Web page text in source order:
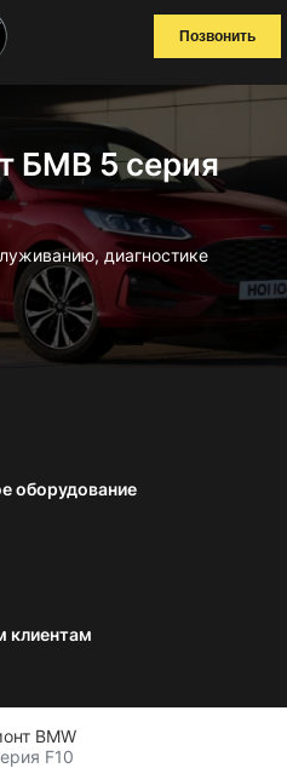
Позвонить
БМВ 5 серия
диагностике
оборудование
клиентам
BMW
F10